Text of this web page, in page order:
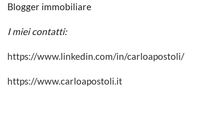
Blogger immobiliare
I miei contatti:
https://www.linkedin.com/in/carloapostoli/
https://www.carloapostoli.it